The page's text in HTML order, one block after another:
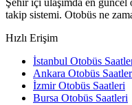
Şehir içi ulaşımda en
takip sistemi. Otobüs ne
Hızlı Erişim
İstanbul Otobüs
Ankara Otobüs
İzmir Otobüs Saatleri
Bursa Otobüs Saatleri